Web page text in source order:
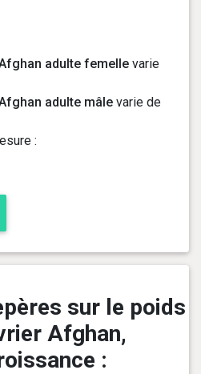
adulte femelle varie
adulte mâle varie de
:
sur le poids
Afghan,
: